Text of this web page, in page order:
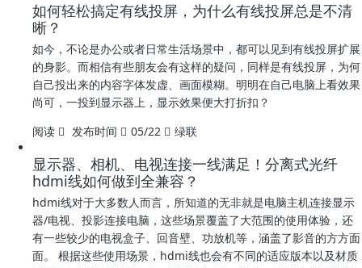
如何轻松搞定有线投屏，为什么有线投屏总是不清
晰？
如今，不论是办公或者日常生活场景中，都可以见到有线投屏扩展
的身影。而相信有些朋友会有这样的疑问，同样是有线投屏，为何
自己投出来的内容字体发虚、画面模糊。明明在自己电脑上看效果
尚可，一投到显示器上，显示效果便大打折扣？
阅读
发布时间 05/22 绿联
显示器、相机、电视连接一线满足！分离式光纤
hdmi线如何做到全兼容？
hdmi线对于大多数人而言，所知道的无非就是电脑主机连接显示
器/电视、投影连接电脑，这些场景覆盖了大范围的使用体验，还
有一些较少的电视盒子、回音壁、功放机等，涵盖了影音的方方面
面。 根据这些使用场景，hdmi线也会有不同的适应版本以及材质